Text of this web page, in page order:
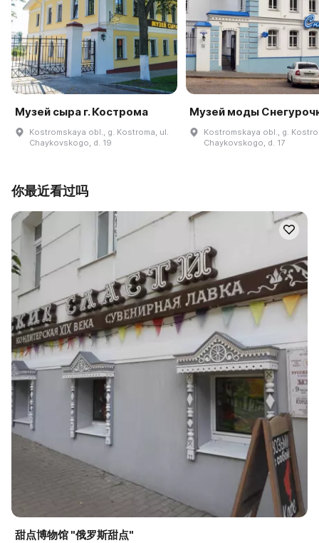
Музей сыра г. Кострома
Kostromskaya obl., g. Kostroma, ul.
Chaykovskogo, d. 19
Музей моды
Kostromskaya obl., g.
Chaykovskogo, d. 17
你最近看过吗
甜点博物馆 "俄罗斯甜点"